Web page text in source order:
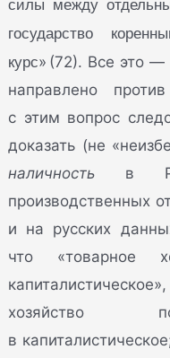
силы между
государство
курс» (72). Все это —
направлено
с этим вопрос
доказать (не
наличность в
производственных
и на русских
что «товарное
хозяйство
в